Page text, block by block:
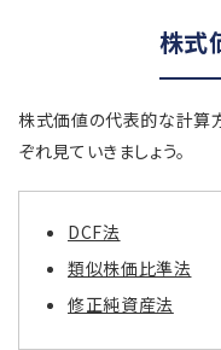
株式
株式価値の代表的な計算
ぞれ見ていきましょう。
DCF法
類似株価比準法
修正純資産法